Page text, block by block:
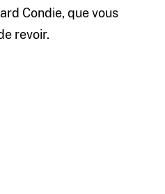
Condie, que vous
revoir.